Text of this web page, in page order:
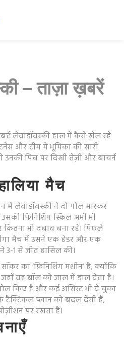
– ताज़ा ख़बरें
लेवांडॉवस्की हाल में कैसे खेल रहे
और टीम में भूमिका की सारी
उनकी पिच पर दिखी तेज़ी और बायर्न
मैच
में लेवांडॉवस्की ने दो गोल मारकर
फिनिशिंग स्किल अभी भी
भी दबाव बना रहे। पिछले
मैच में उसने एक हेडर और एक
3-1 से जीत हासिल की।
का ‘फ़िनिशिंग मशीन’ है, क्योंकि
वह बॉल को जाल में डाल देता है।
किए हैं और कई असिस्ट भी दे चुका
टैक्टिकल प्लान को बदल देती हैं,
पर रखता है।